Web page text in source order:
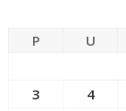
P U
3
4